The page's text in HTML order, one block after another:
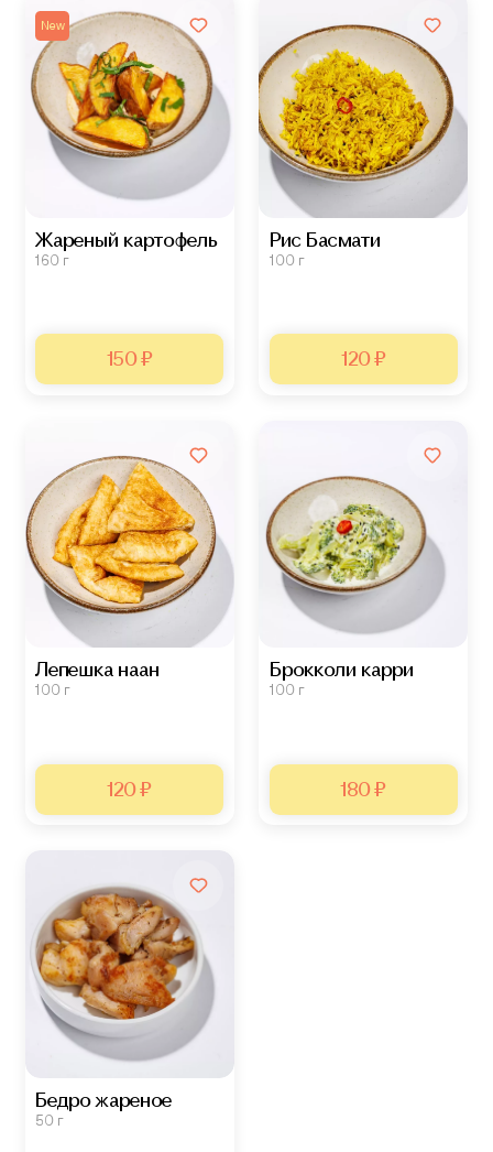
New
Жареный картофель
160 г
150 ₽
Рис Басмати
100 г
120 ₽
Лепешка наан
100 г
120 ₽
Брокколи карри
100 г
180 ₽
Бедро жареное
50 г